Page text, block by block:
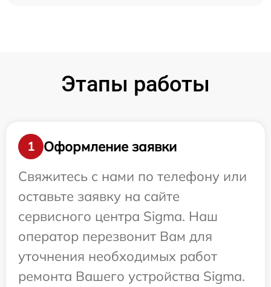
Этапы работы
1
Оформление заявки
Свяжитесь с нами по телефону или
оставьте заявку на сайте
сервисного центра Sigma. Наш
оператор перезвонит Вам для
уточнения необходимых работ
ремонта Вашего устройства Sigma.